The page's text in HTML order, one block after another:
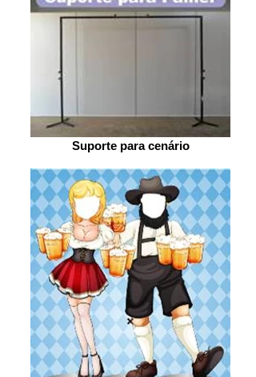
Suporte para cenário